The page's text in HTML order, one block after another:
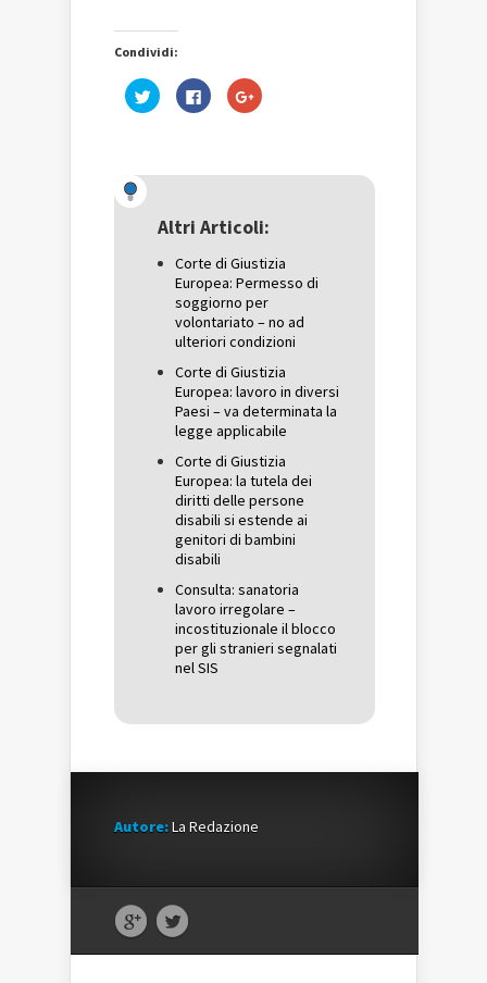
Condividi:
Fai
clic
una
nuova
Fai
clic
nuova
finestra)
Fai
clic
una
nuova
Altri Articoli:
Corte di Giustizia
Europea: Permesso di
soggiorno per
volontariato – no ad
ulteriori condizioni
Corte di Giustizia
Europea: lavoro in diversi
Paesi – va determinata la
legge applicabile
Corte di Giustizia
Europea: la tutela dei
diritti delle persone
disabili si estende ai
genitori di bambini
disabili
Consulta: sanatoria
lavoro irregolare –
incostituzionale il blocco
per gli stranieri segnalati
nel SIS
Autore:La Redazione